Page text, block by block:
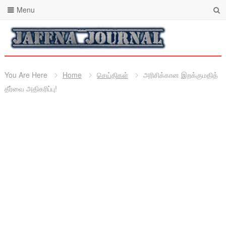
Menu
You Are Here Home செய்திகள்
அரிசிக்கான இறக்குமதித்
தீர்வை அதிகரிப்பு!